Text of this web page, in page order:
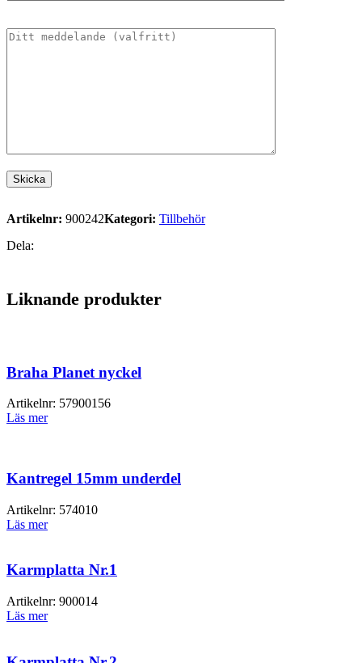
Artikelnr: 900242Kategori: Tillbehör
Dela:
Liknande produkter
Braha Planet nyckel
Artikelnr: 57900156
Läs mer
Kantregel 15mm underdel
Artikelnr: 574010
Läs mer
Karmplatta Nr.1
Artikelnr: 900014
Läs mer